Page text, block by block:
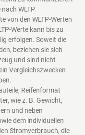
WLTP
von den WLTP-Werten
Werte kann bis zu
erfolgen. Soweit die
beziehen sie sich
und sind nicht
Vergleichszwecken
Reifenformat
wie z. B. Gewicht,
und neben
dem individuellen
Stromverbrauch, die